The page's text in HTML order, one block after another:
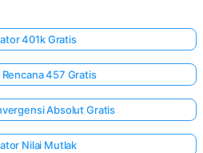
401k Gratis
457 Gratis
Absolut Gratis
Nilai Mutlak